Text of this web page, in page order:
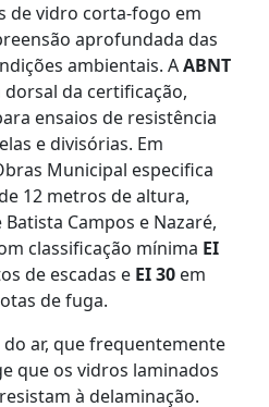
de vidro corta-fogo em
aprofundada das
ambientais. AABNT
dorsal da certificação,
ensaios de resistência
e divisórias. Em
Municipal especifica
12 metros de altura,
Campos e Nazaré,
classificação mínima EI
de escadas e EI 30 em
de fuga.
ar, que frequentemente
que os vidros laminados
à delaminação.